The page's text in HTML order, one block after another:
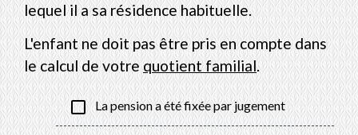
lequel il a sa résidence habituelle.
L'enfant ne doit pas être pris en compte dans
le calcul de votrequotient familial.
check_box_outline_blank La pension a été fixée par jugement